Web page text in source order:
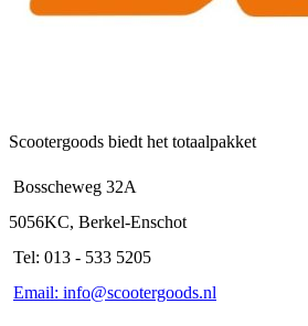
Scootergoods biedt het totaalpakket
Bosscheweg 32A
5056KC, Berkel-Enschot
Tel: 013 - 533 5205
Email: info@scootergoods.nl